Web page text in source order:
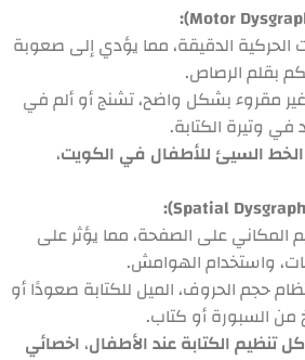
الدقيقة، مما يؤدي إلى صعوبة
بقلم الرصاص.
مقروء بشكل واضح، تشنج أو ألم في
في وتيرة الكتابة.
السيئ للأطفال في الكويت،
المكاني على الصفحة، مما يؤثر على
واستخدام الهوامش.
حجم الحروف، الميل للكتابة صعودًا أو
السبورة أو كتاب.
تنظيم الكتابة عند الأطفال، اخصائي